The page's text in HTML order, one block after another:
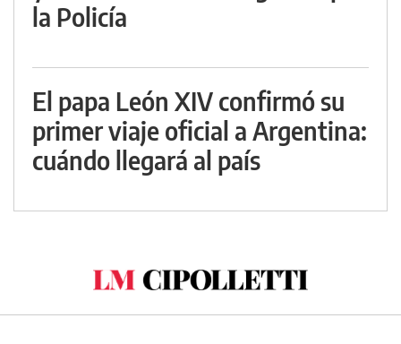
la Policía
El papa León XIV confirmó su
primer viaje oficial a Argentina:
cuándo llegará al país